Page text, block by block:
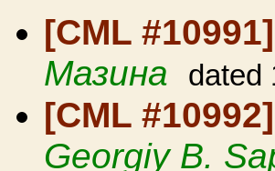
[CML #10991]
Мазина dated
[CML #10992]
Georgiy B.